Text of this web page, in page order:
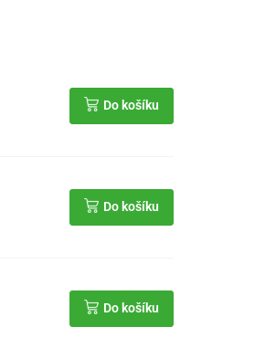
Do košíku
Do košíku
Do košíku